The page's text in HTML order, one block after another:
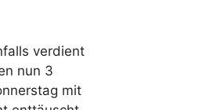
verdient
nun 3
mit